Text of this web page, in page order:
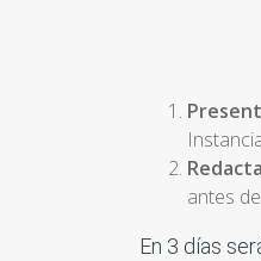
antes
En 3 días